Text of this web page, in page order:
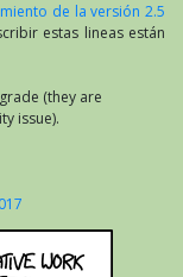
de la versión 2.5
estas lineas están
(they are
issue).